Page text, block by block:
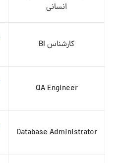
انسانی
کارشناس BI
QA Engineer
Database Administrator